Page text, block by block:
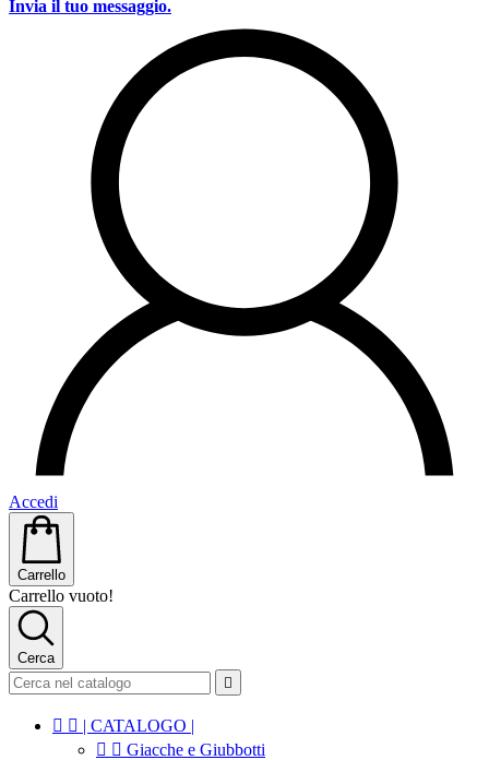
Invia il tuo messaggio.
Accedi
Carrello
Carrello vuoto!
Cerca

  | CATALOGO |
  Giacche e Giubbotti